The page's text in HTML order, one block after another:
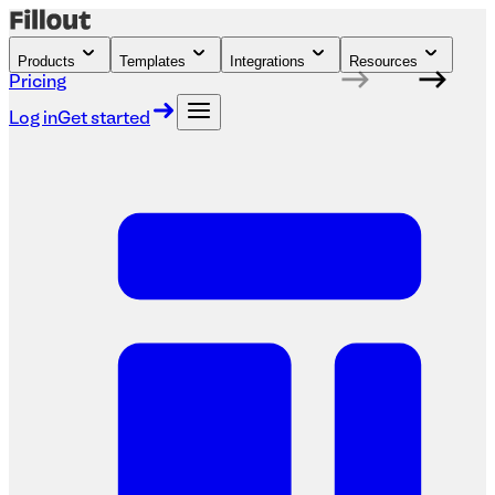
Products Templates Integrations Resources
Pricing
Log inGet started